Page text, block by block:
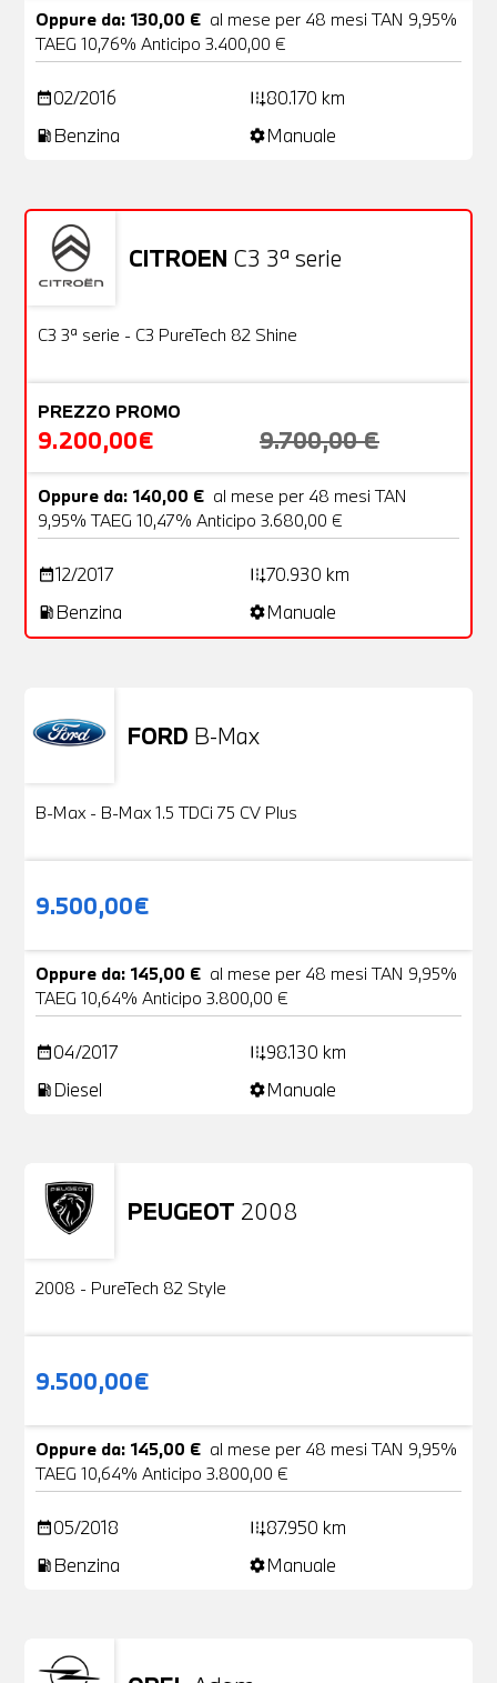
Oppure da: 130,00 € al mese per 48 mesi TAN 9,95%
TAEG 10,76% Anticipo 3.400,00 €
date_range02/2016 add_road80.170 km
local_gas_station Benzina settingsManuale
CITROEN C3 3ª serie
OFFERTA
Usato
C3 3ª serie - C3 PureTech 82 Shine
PREZZO PROMO
9.200,00€ 9.700,00 €
Oppure da: 140,00 € al mese per 48 mesi TAN
9,95% TAEG 10,47% Anticipo 3.680,00 €
date_range12/2017 add_road70.930 km
local_gas_station Benzina settingsManuale
FORD B-Max
B-Max - B-Max 1.5 TDCi 75 CV Plus
9.500,00€
Oppure da: 145,00 € al mese per 48 mesi TAN 9,95%
TAEG 10,64% Anticipo 3.800,00 €
date_range04/2017 add_road98.130 km
local_gas_station Diesel settingsManuale
PEUGEOT 2008
Usato
2008 - PureTech 82 Style
9.500,00€
Oppure da: 145,00 € al mese per 48 mesi TAN 9,95%
TAEG 10,64% Anticipo 3.800,00 €
date_range05/2018 add_road87.950 km
local_gas_station Benzina settingsManuale